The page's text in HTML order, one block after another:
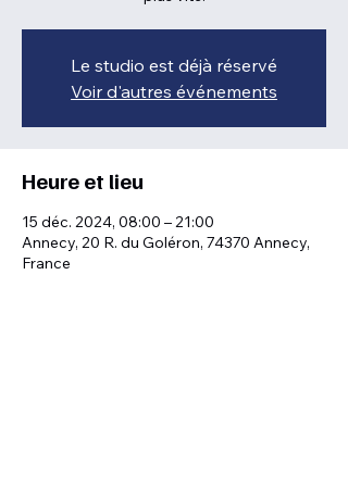
Le studio est déjà réservé
Voir d'autres événements
Heure et lieu
15 déc. 2024, 08:00 – 21:00
Annecy, 20 R. du Goléron, 74370 Annecy,
France